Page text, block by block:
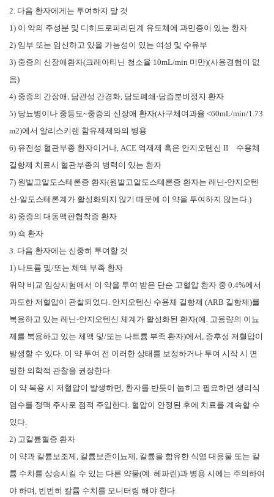
2. 다음 환자에게는 투여하지 말 것
1) 이 약의 주성분 및 디히드로피리딘계 유도체에 과민증이 있는 환자
2) 임부 또는 임신하고 있을 가능성이 있는 여성 및 수유부
3) 중증의 신장애환자(크레아티닌 청소율 10mL/min 미만)(사용경험이 없
음)
4) 중증의 간장애, 담관성 간경화, 담도폐쇄·담즙분비정지 환자
5) 당뇨병이나 중등도~중증의 신장애 환자(사구체여과율 <60mL/min/1.73
m2)에서 알리스키렌 함유제제와의 병용
6) 유전성 혈관부종 환자이거나, ACE 억제제 혹은 안지오텐신 II 수용체
길항제 치료시 혈관부종의 병력이 있는 환자
7) 원발고알도스테론증 환자(원발고알도스테론증 환자는 레닌-안지오텐
신-알도스테론계가 활성화되지 않기 때문에 이 약을 투여하지 않는다.)
8) 중증의 대동맥판협착증 환자
9) 쇽 환자
3. 다음 환자에는 신중히 투여할 것
1) 나트륨 및/또는 체액 부족 환자
위약 비교 임상시험에서 이 약을 투여 받은 단순 고혈압 환자 중 0.4%에서
과도한 저혈압이 관찰되었다. 안지오텐신 수용체 길항제 (ARB 길항제)를
복용하고 있는 레닌-안지오텐신 체계가 활성화된 환자(예. 고용량의 이뇨
제를 복용하고 있는 체액 및/또는 나트륨 부족 환자)에서, 증후성 저혈압이
발생할 수 있다. 이 약 투여 전 이러한 상태를 보정하거나 투여 시작 시 면
밀한 의학적 관찰을 권장한다.
이 약 복용 시 저혈압이 발생하면, 환자를 반듯이 눕히고 필요하면 생리식
염수를 정맥 주사로 점적 주입한다. 혈압이 안정된 후에 치료를 계속할 수
있다.
2) 고칼륨혈증 환자
이 약과 칼륨보조제, 칼륨보존이뇨제, 칼륨을 함유한 식염 대용물 또는 칼
륨 수치를 상승시킬 수 있는 다른 약물(예. 헤파린)과 병용 시에는 주의하여
야 하며, 빈번히 칼륨 수치를 모니터링 해야 한다.